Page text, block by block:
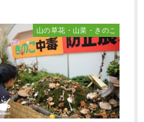
山の草花・山菜・きのこ